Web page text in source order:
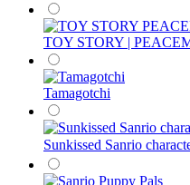
TOY STORY |
Tamagotchi
Sunkissed Sanrio